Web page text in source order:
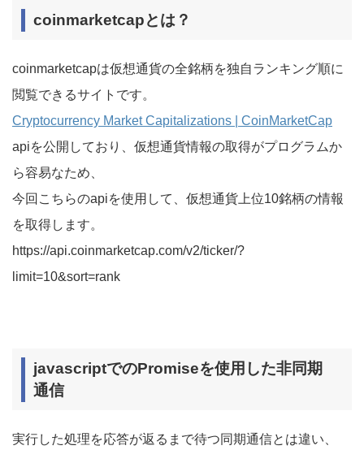
coinmarketcapとは？
coinmarketcapは仮想通貨の全銘柄を独自ランキング順に
閲覧できるサイトです。
Cryptocurrency Market Capitalizations | CoinMarketCap
apiを公開しており、仮想通貨情報の取得がプログラムか
ら容易なため、
今回こちらのapiを使用して、仮想通貨上位10銘柄の情報
を取得します。
https://api.coinmarketcap.com/v2/ticker/?
limit=10&sort=rank
javascriptでのPromiseを使用した非同期
通信
実行した処理を応答が返るまで待つ同期通信とは違い、